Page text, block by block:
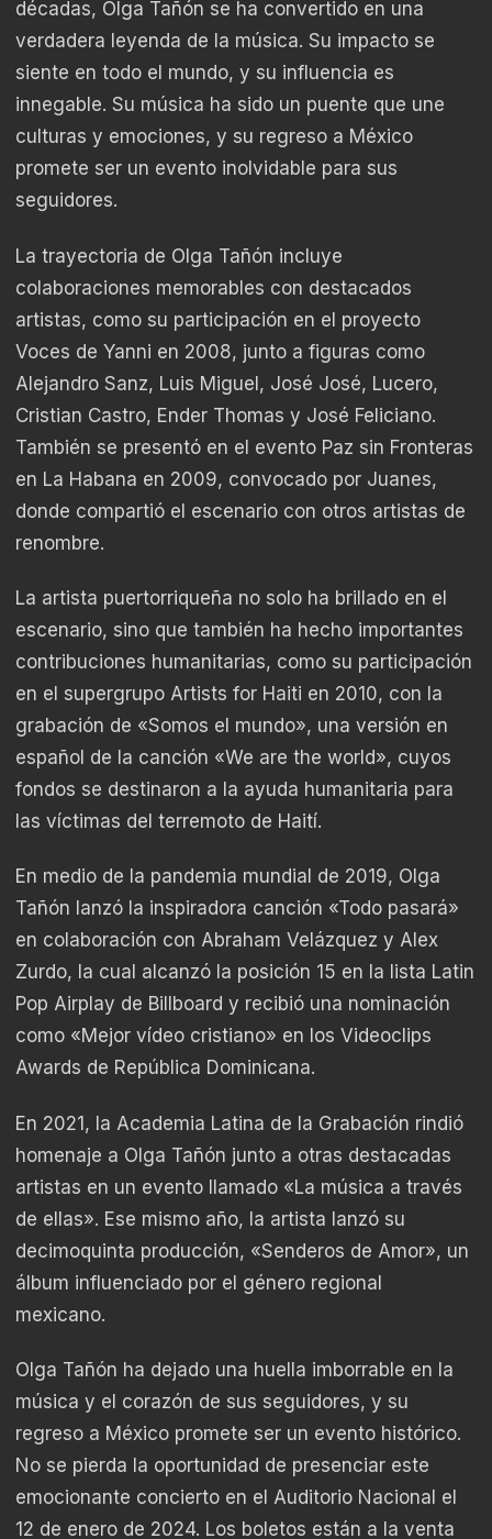
décadas, Olga Tañón se ha convertido en una
verdadera leyenda de la música. Su impacto se
siente en todo el mundo, y su influencia es
innegable. Su música ha sido un puente que une
culturas y emociones, y su regreso a México
promete ser un evento inolvidable para sus
seguidores.
La trayectoria de Olga Tañón incluye
colaboraciones memorables con destacados
artistas, como su participación en el proyecto
Voces de Yanni en 2008, junto a figuras como
Alejandro Sanz, Luis Miguel, José José, Lucero,
Cristian Castro, Ender Thomas y José Feliciano.
También se presentó en el evento Paz sin Fronteras
en La Habana en 2009, convocado por Juanes,
donde compartió el escenario con otros artistas de
renombre.
La artista puertorriqueña no solo ha brillado en el
escenario, sino que también ha hecho importantes
contribuciones humanitarias, como su participación
en el supergrupo Artists for Haiti en 2010, con la
grabación de «Somos el mundo», una versión en
español de la canción «We are the world», cuyos
fondos se destinaron a la ayuda humanitaria para
las víctimas del terremoto de Haití.
En medio de la pandemia mundial de 2019, Olga
Tañón lanzó la inspiradora canción «Todo pasará»
en colaboración con Abraham Velázquez y Alex
Zurdo, la cual alcanzó la posición 15 en la lista Latin
Pop Airplay de Billboard y recibió una nominación
como «Mejor vídeo cristiano» en los Videoclips
Awards de República Dominicana.
En 2021, la Academia Latina de la Grabación rindió
homenaje a Olga Tañón junto a otras destacadas
artistas en un evento llamado «La música a través
de ellas». Ese mismo año, la artista lanzó su
decimoquinta producción, «Senderos de Amor», un
álbum influenciado por el género regional
mexicano.
Olga Tañón ha dejado una huella imborrable en la
música y el corazón de sus seguidores, y su
regreso a México promete ser un evento histórico.
No se pierda la oportunidad de presenciar este
emocionante concierto en el Auditorio Nacional el
12 de enero de 2024. Los boletos están a la venta